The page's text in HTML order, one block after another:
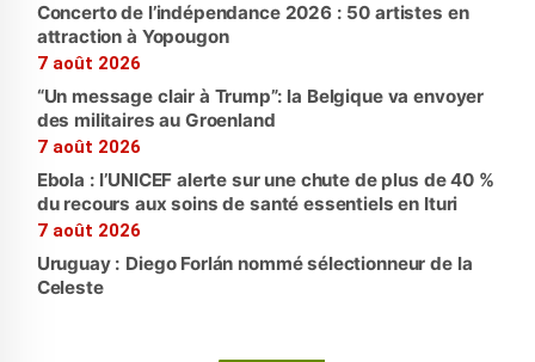
Concerto de l’indépendance 2026 : 50 artistes en
attraction à Yopougon
7 août 2026
“Un message clair à Trump”: la Belgique va envoyer
des militaires au Groenland
7 août 2026
Ebola : l’UNICEF alerte sur une chute de plus de 40 %
du recours aux soins de santé essentiels en Ituri
7 août 2026
Uruguay : Diego Forlán nommé sélectionneur de la
Celeste